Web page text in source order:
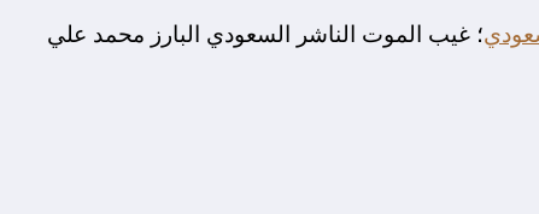
؛ غيب الموت الناشر السعودي البارز محمد علي